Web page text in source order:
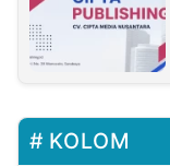
KOLOM